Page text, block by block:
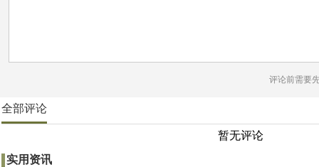
评论前需要
全部评论
暂无评论
实用资讯